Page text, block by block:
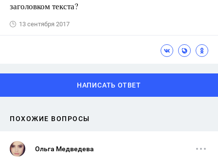
заголовком текста?
13 сентября 2017
НАПИСАТЬ ОТВЕТ
ПОХОЖИЕ ВОПРОСЫ
Ольга Медведева